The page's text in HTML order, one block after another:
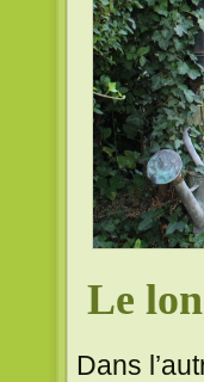
Le
Dans